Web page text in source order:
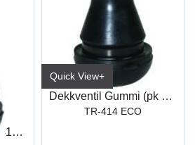
Dekkventil Normtec 418 (100)
Quick View+
Dekkventil Gummi (pk a 100)
TR-414 ECO